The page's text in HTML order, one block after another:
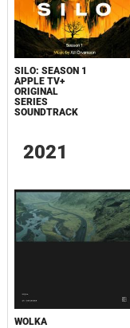
SILO: SEASON 1
APPLE TV+
ORIGINAL
SERIES
SOUNDTRACK
2021
WOLKA